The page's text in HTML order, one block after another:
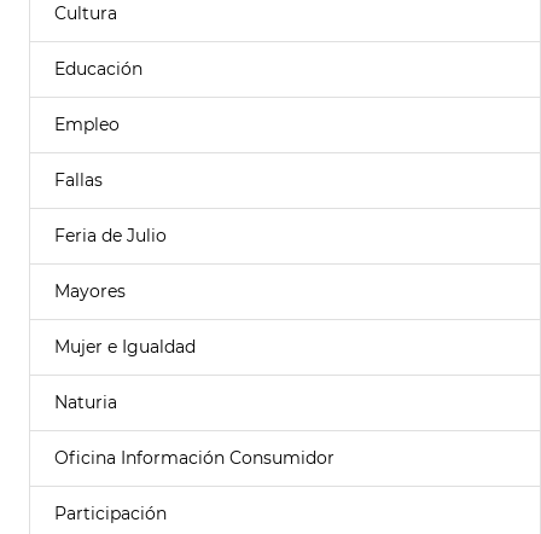
Cultura
Educación
Empleo
Fallas
Feria de Julio
Mayores
Mujer e Igualdad
Naturia
Oficina Información Consumidor
Participación